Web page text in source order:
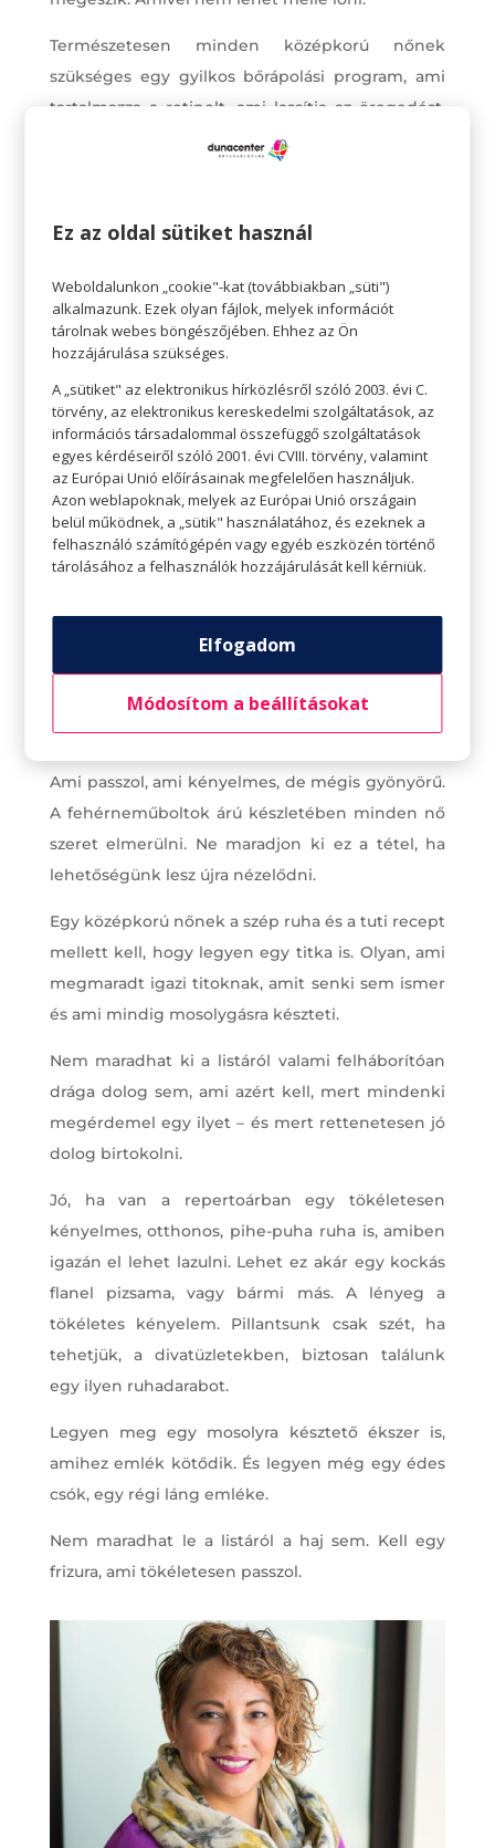
Természetesen minden középkorú nőnek
szükséges egy gyilkos bőrápolási program, ami
tartalmazza a retinolt, ami lassítja az öregedést,
tartalmazza a szemkrémet, hámlasztókat és
A kedvenc márkák vagy az ismeretlen, de csábító
összerakható a női fegyvertár, ami
nélkülözhetetlen a mindennapokban.
Ami passzol, ami kényelmes, de mégis gyönyörű.
A fehérneműboltok árú készletében minden nő
szeret elmerülni. Ne maradjon ki ez a tétel, ha
lehetőségünk lesz újra nézelődni.
Egy középkorú nőnek a szép ruha és a tuti recept
mellett kell, hogy legyen egy titka is. Olyan, ami
megmaradt igazi titoknak, amit senki sem ismer
és ami mindig mosolygásra készteti.
Nem maradhat ki a listáról valami felháborítóan
drága dolog sem, ami azért kell, mert mindenki
megérdemel egy ilyet – és mert rettenetesen jó
dolog birtokolni.
Jó, ha van a repertoárban egy tökéletesen
kényelmes, otthonos, pihe-puha ruha is, amiben
igazán el lehet lazulni. Lehet ez akár egy kockás
flanel pizsama, vagy bármi más. A lényeg a
tökéletes kényelem. Pillantsunk csak szét, ha
tehetjük, a divatüzletekben, biztosan találunk
egy ilyen ruhadarabot.
Legyen meg egy mosolyra késztető ékszer is,
amihez emlék kötődik. És legyen még egy édes
csók, egy régi láng emléke.
Nem maradhat le a listáról a haj sem. Kell egy
frizura, ami tökéletesen passzol.
Ez az oldal sütiket használ
Weboldalunkon „cookie"-kat (továbbiakban „süti")
alkalmazunk. Ezek olyan fájlok, melyek információt
tárolnak webes böngészőjében. Ehhez az Ön
hozzájárulása szükséges.
A „sütiket" az elektronikus hírközlésről szóló 2003. évi C.
törvény, az elektronikus kereskedelmi szolgáltatások, az
információs társadalommal összefüggő szolgáltatások
egyes kérdéseiről szóló 2001. évi CVIII. törvény, valamint
az Európai Unió előírásainak megfelelően használjuk.
Azon weblapoknak, melyek az Európai Unió országain
belül működnek, a „sütik" használatához, és ezeknek a
felhasználó számítógépén vagy egyéb eszközén történő
tárolásához a felhasználók hozzájárulását kell kérniük.
Elfogadom
Módosítom a beállításokat